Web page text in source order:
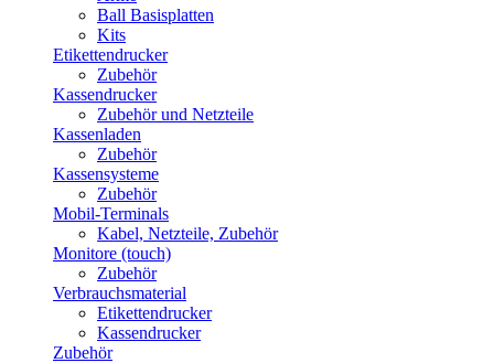
Ball Basisplatten
Kits
Etikettendrucker
Zubehör
Kassendrucker
Zubehör und Netzteile
Kassenladen
Zubehör
Kassensysteme
Zubehör
Mobil-Terminals
Kabel, Netzteile, Zubehör
Monitore (touch)
Zubehör
Verbrauchsmaterial
Etikettendrucker
Kassendrucker
Zubehör